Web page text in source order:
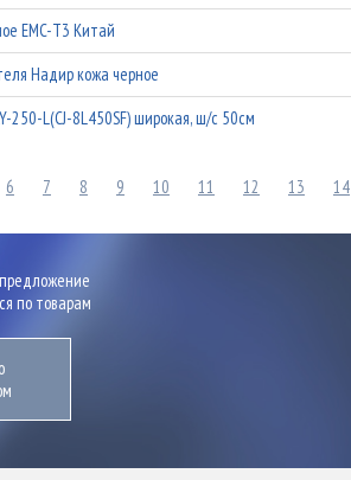
EMC-T3 Китай
Надир кожа черное
250-L(CJ-8L450SF) широкая, ш/с 50см
6 7 8 9 10 11 12 13 14
по товарам